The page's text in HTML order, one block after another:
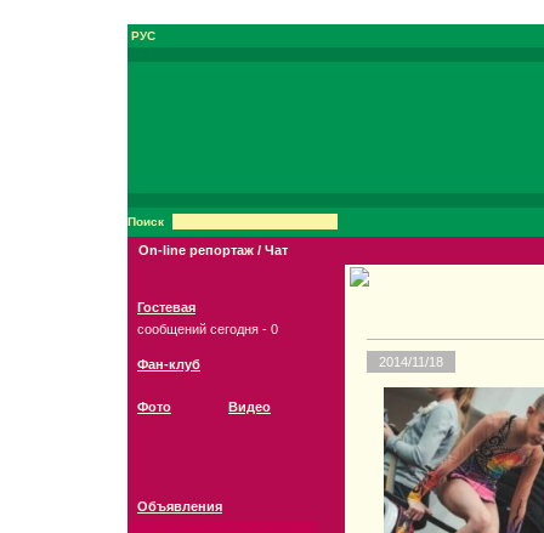
РУС
Поиск
On-line репортаж / Чат
Гостевая
сообщений сегодня - 0
Фан-клуб
Фото Видео
Объявления
2014/11/18